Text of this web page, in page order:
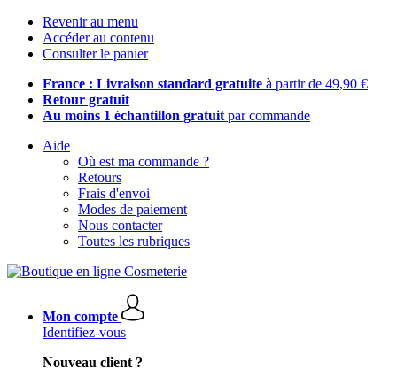
Revenir au menu
Accéder au contenu
Consulter le panier
France : Livraison standard gratuite à partir de 49,90 €
Retour gratuit
Au moins 1 échantillon gratuit par commande
Aide
Où est ma commande ?
Retours
Frais d'envoi
Modes de paiement
Nous contacter
Toutes les rubriques
Mon compte
Identifiez-vous
Nouveau client ?